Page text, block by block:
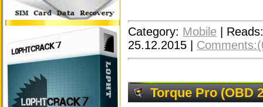
Category: Mobile
Reads:
25.12.2015
Torque Pro (OBD